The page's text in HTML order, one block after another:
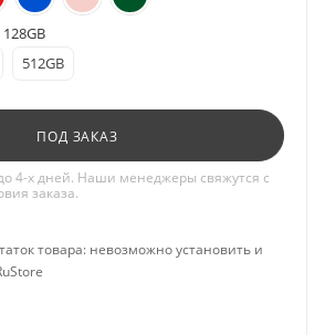
128GB
512GB
ПОД ЗАКАЗ
4-х дней. Наши менеджеры свяжутся с
заказа.
товара: невозможно установить и